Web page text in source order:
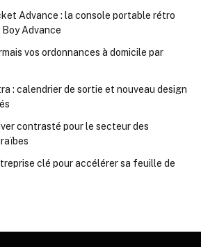
Advance : la console portable rétro
Advance
vos ordonnances à domicile par
: calendrier de sortie et nouveau design
contrasté pour le secteur des
clé pour accélérer sa feuille de